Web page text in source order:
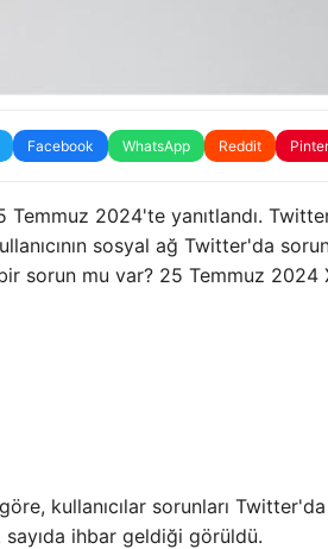
Facebook WhatsApp Reddit
2024'te yanıtlandı.
sosyal ağ Twitter'da
sorun mu var? 25 Temmuz 2024
kullanıcılar sorunları Twitter'da
ihbar geldiği görüldü.